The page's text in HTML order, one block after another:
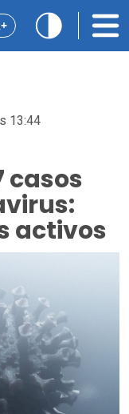
13:44
casos
activos